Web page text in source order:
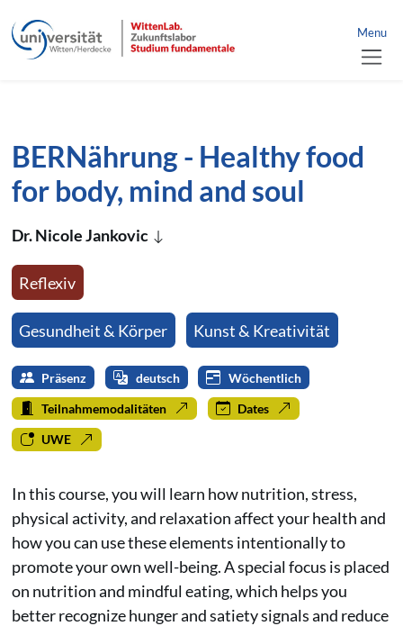
Menu
schließen
BERNährung - Healthy food
for body, mind and soul
Dr. Nicole Jankovic
Reflexiv
Gesundheit & Körper Kunst & Kreativität
Präsenz deutsch Wöchentlich
Teilnahmemodalitäten Dates
UWE
In this course, you will learn how nutrition, stress,
physical activity, and relaxation affect your health and
how you can use these elements intentionally to
promote your own well-being. A special focus is placed
on nutrition and mindful eating, which helps you
better recognize hunger and satiety signals and reduce